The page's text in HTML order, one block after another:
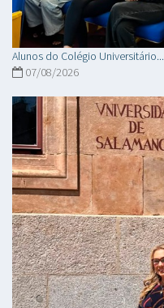
Alunos do Colégio Universitário...
07/08/2026